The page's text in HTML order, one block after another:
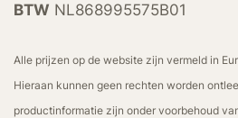
BTW NL868995575B01
Alle prijzen op de website zijn vermeld in
Hieraan kunnen geen rechten worden
productinformatie zijn onder voorbehoud